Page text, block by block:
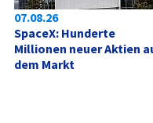
07.08.26
SpaceX: Hunderte
Millionen neuer Aktien
dem Markt